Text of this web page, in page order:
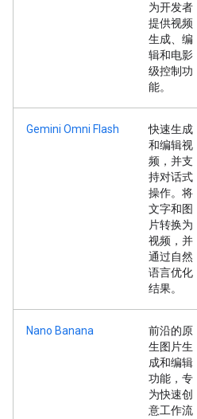
为开发者
提供视频
生成、编
辑和电影
级控制功
能。
Gemini Omni Flash
快速生成
和编辑视
频，并支
持对话式
操作。将
文字和图
片转换为
视频，并
通过自然
语言优化
结果。
Nano Banana
前沿的原
生图片生
成和编辑
功能，专
为快速创
意工作流